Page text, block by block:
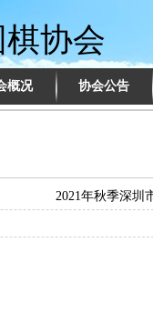
协会
概况 协会公告
2021年秋季深圳